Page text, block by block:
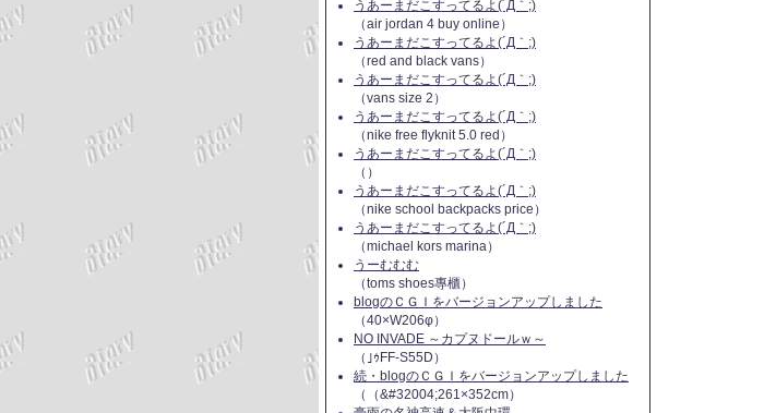
うあーまだこすってるよ(´Д｀;)
（air jordan 4 buy online）
うあーまだこすってるよ(´Д｀;)
（red and black vans）
うあーまだこすってるよ(´Д｀;)
（vans size 2）
うあーまだこすってるよ(´Д｀;)
（nike free flyknit 5.0 red）
うあーまだこすってるよ(´Д｀;)
（）
うあーまだこすってるよ(´Д｀;)
（nike school backpacks price）
うあーまだこすってるよ(´Д｀;)
（michael kors marina）
うーむむむ
（toms shoes專櫃）
blogのＣＧＩをバージョンアップしました
（40×W206φ）
NO INVADE ～カプヌドールｗ～
（｣ｩFF-S55D）
続・blogのＣＧＩをバージョンアップしました
（（&#32004;261×352cm）